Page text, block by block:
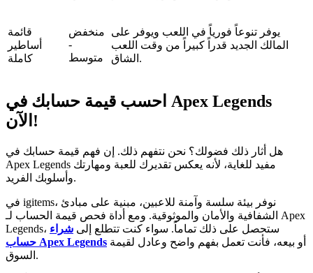
قائمة
أساطير
كاملة
منخفض
-
متوسط
يوفر تنوعاً فورياً في اللعب ويوفر على
المالك الجديد قدراً كبيراً من وقت اللعب
الشاق.
احسب قيمة حسابك في Apex Legends
الآن!
هل أثار ذلك فضولك؟ نحن نتفهم ذلك. إن فهم قيمة حسابك في
Apex Legends مفيد للغاية، لأنه يعكس تقديرك للعبة ومهارتك
وأسلوبك الفريد.
في igitems، نوفر بيئة سلسة وآمنة للاعبين، مبنية على مبادئ
الشفافية والأمان والموثوقية. ومع أداة فحص قيمة الحساب لـ Apex
Legends، ستحصل على ذلك تماماً. سواء كنت تتطلع إلى شراء
حساب Apex Legends
السوق.